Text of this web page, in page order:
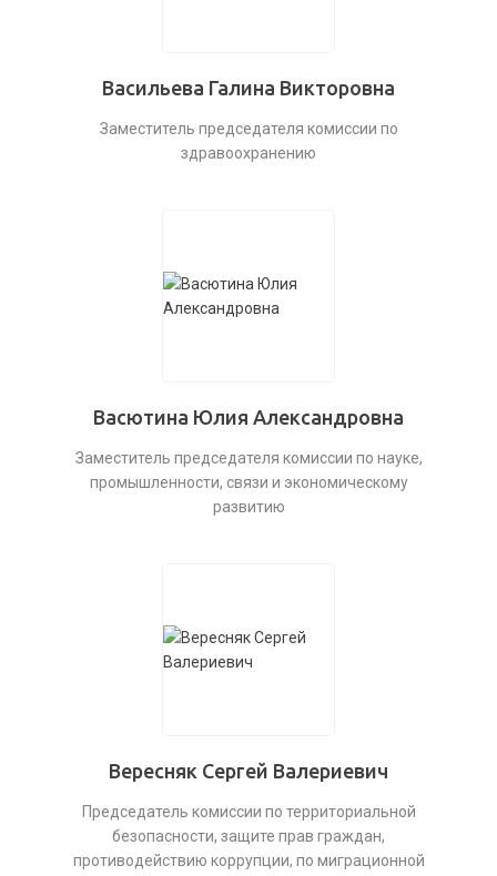
Васильева Галина Викторовна
Заместитель председателя комиссии по
здравоохранению
Васютина Юлия Александровна
Заместитель председателя комиссии по науке,
промышленности, связи и экономическому
развитию
Вересняк Сергей Валериевич
Председатель комиссии по территориальной
безопасности, защите прав граждан,
противодействию коррупции, по миграционной